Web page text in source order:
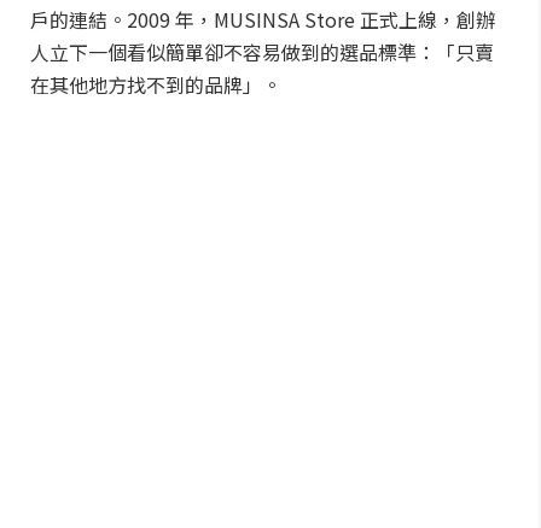
戶的連結。2009 年，MUSINSA Store 正式上線，創辦
人立下一個看似簡單卻不容易做到的選品標準：「只賣
在其他地方找不到的品牌」。